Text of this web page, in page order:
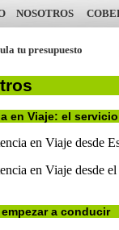
tu presupuesto
NOSOTROS
en Viaje: el
en Viaje desde
en Viaje desde
a conducir